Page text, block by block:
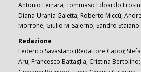
Antonio Ferrara; Tommaso Edoardo
Diana-Urania Galetta; Roberto Miccù;
Morrone; Giulio M. Salerno; Sandro Staiano.
Redazione
Federico Savastano (Redattore Capo);
Aru; Francesco Battaglia; Cristina Bertolino;